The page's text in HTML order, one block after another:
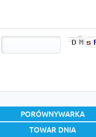
PORÓWNYWARKA
TOWAR DNIA